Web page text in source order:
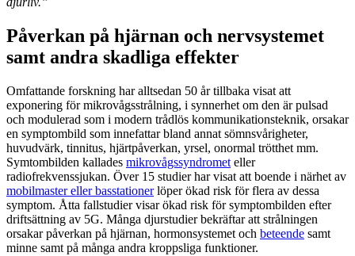
Påverkan på hjärnan och nervsystemet
samt andra skadliga effekter
Omfattande forskning har alltsedan 50 år tillbaka visat att
exponering för mikrovågsstrålning, i synnerhet om den är pulsad
och modulerad som i modern trådlös kommunikationsteknik, orsakar
en symptombild som innefattar bland annat sömnsvårigheter,
huvudvärk, tinnitus, hjärtpåverkan, yrsel, onormal trötthet mm.
Symtombilden kallades mikrovågssyndromet eller
radiofrekvenssjukan. Över 15 studier har visat att boende i närhet av
mobilmaster eller basstationerlöper ökad risk för flera av dessa
symptom. Åtta fallstudier visar ökad risk för symptombilden efter
driftsättning av 5G. Många djurstudier bekräftar att strålningen
orsakar påverkan på hjärnan, hormonsystemet och beteende samt
minne samt på många andra kroppsliga funktioner.